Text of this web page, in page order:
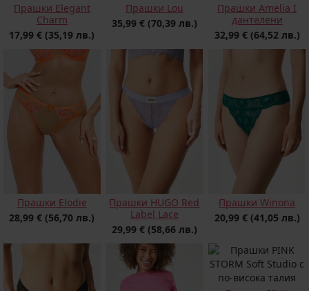
Прашки Elegant
Charm
17,99 € (35,19 лв.)
Прашки Lou
35,99 € (70,39 лв.)
Прашки Amelia I
дантелени
32,99 € (64,52 лв.)
Прашки Elodie
28,99 € (56,70 лв.)
Прашки HUGO Red
Label Lace
29,99 € (58,66 лв.)
Прашки Winona
20,99 € (41,05 лв.)